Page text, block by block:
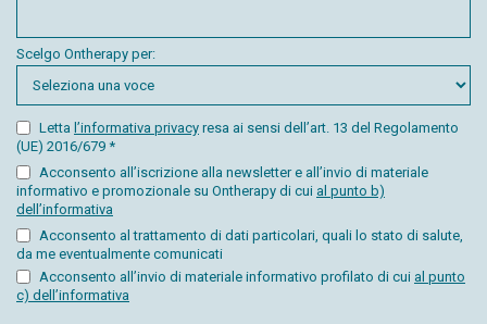
Scelgo Ontherapy per:
Letta l’informativa privacy resa ai sensi dell’art. 13 del Regolamento
(UE) 2016/679 *
Acconsento all’iscrizione alla newsletter e all’invio di materiale
informativo e promozionale su Ontherapy di cui al punto b)
dell’informativa
Acconsento al trattamento di dati particolari, quali lo stato di salute,
da me eventualmente comunicati
Acconsento all’invio di materiale informativo profilato di cui al punto
c) dell’informativa